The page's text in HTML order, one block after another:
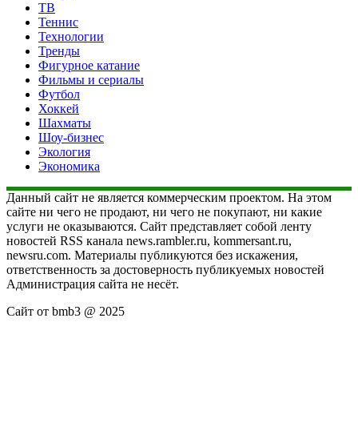
ТВ
Теннис
Технологии
Тренды
Фигурное катание
Фильмы и сериалы
Футбол
Хоккей
Шахматы
Шоу-бизнес
Экология
Экономика
Данный сайт не является коммерческим проектом. На этом
сайте ни чего не продают, ни чего не покупают, ни какие
услуги не оказываются. Сайт представляет собой ленту
новостей RSS канала news.rambler.ru, kommersant.ru,
newsru.com. Материалы публикуются без искажения,
ответственность за достоверность публикуемых новостей
Администрация сайта не несёт.
Сайт от bmb3 @ 2025